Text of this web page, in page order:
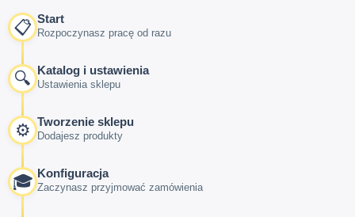
📋 Start
Rozpoczynasz pracę od razu
🔍 Katalog i ustawienia
Ustawienia sklepu
⚙️ Tworzenie sklepu
Dodajesz produkty
🎓 Konfiguracja
Zaczynasz przyjmować zamówienia